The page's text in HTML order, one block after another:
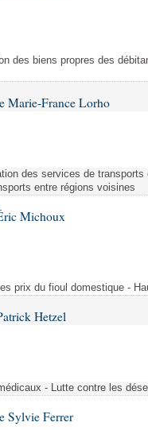
des biens propres des
Marie-France Lorho
des services de
entre régions voisines
Michoux
prix du fioul domestique -
Hetzel
- Lutte contre les
Sylvie Ferrer